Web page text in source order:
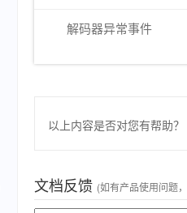
解码器异常事件
以上内容是否对您有帮助？
文档反馈 (如有产品使用问题